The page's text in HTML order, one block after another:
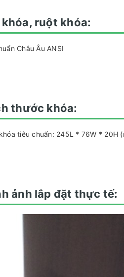
khóa, ruột khóa:
Châu Âu ANSI
thước khóa:
tiêu chuẩn: 245L * 76W * 20H
ảnh lắp đặt thực tế: